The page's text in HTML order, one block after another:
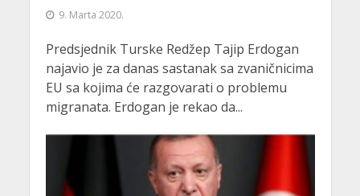
9. Marta 2020.
Predsjednik Turske Redžep Tajip Erdogan
najavio je za danas sastanak sa zvaničnicima
EU sa kojima će razgovarati o problemu
migranata. Erdogan je rekao da...